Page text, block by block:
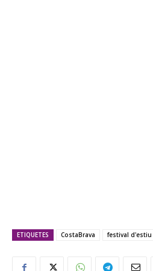
ETIQUETES CostaBrava festival d'estiu